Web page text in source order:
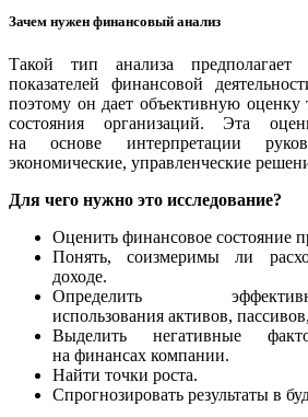
Зачем нужен финансовый анализ
Такой тип анализа предполагает
показателей финансовой
поэтому он дает объективную оценку
состояния организаций. Эта
на основе интерпретации
экономические, управленческие
Для чего нужно это исследование?
Оценить финансовое состояние
Понять, соизмеримы ли
доходе.
Определить
использования активов,
Выделить негативные
на финансах компании.
Найти точки роста.
Спрогнозировать результаты в